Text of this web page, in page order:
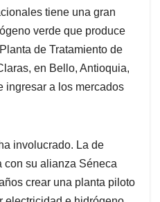
tiene una gran
verde que produce
de Tratamiento de
en Bello, Antioquia,
ingresar a los mercados
involucrado. La de
con su alianza Séneca
crear una planta piloto